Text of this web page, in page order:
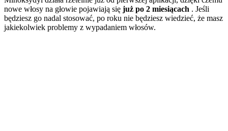
nowe włosy na głowie pojawiają się już po 2 miesiącach . Jeśli
będziesz go nadal stosować, po roku nie będziesz wiedzieć, że masz
jakiekolwiek problemy z wypadaniem włosów.